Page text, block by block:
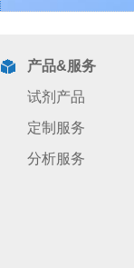
产品&服务
试剂产品
定制服务
分析服务